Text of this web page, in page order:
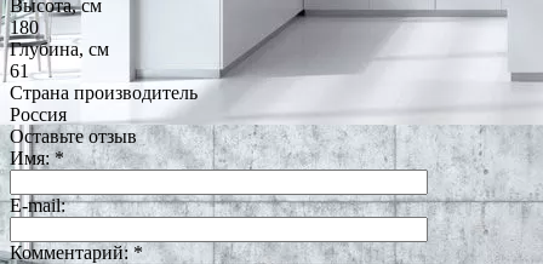
Высота, см
180
Глубина, см
61
Страна производитель
Россия
Оставьте отзыв
Имя:*
E-mail:
Комментарий:*